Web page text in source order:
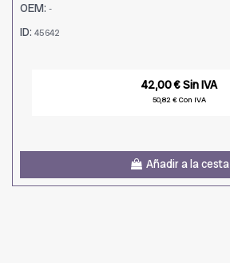
OEM: -
ID: 45642
42,00 € Sin IVA
50,82 € Con IVA
Añadir a la cesta